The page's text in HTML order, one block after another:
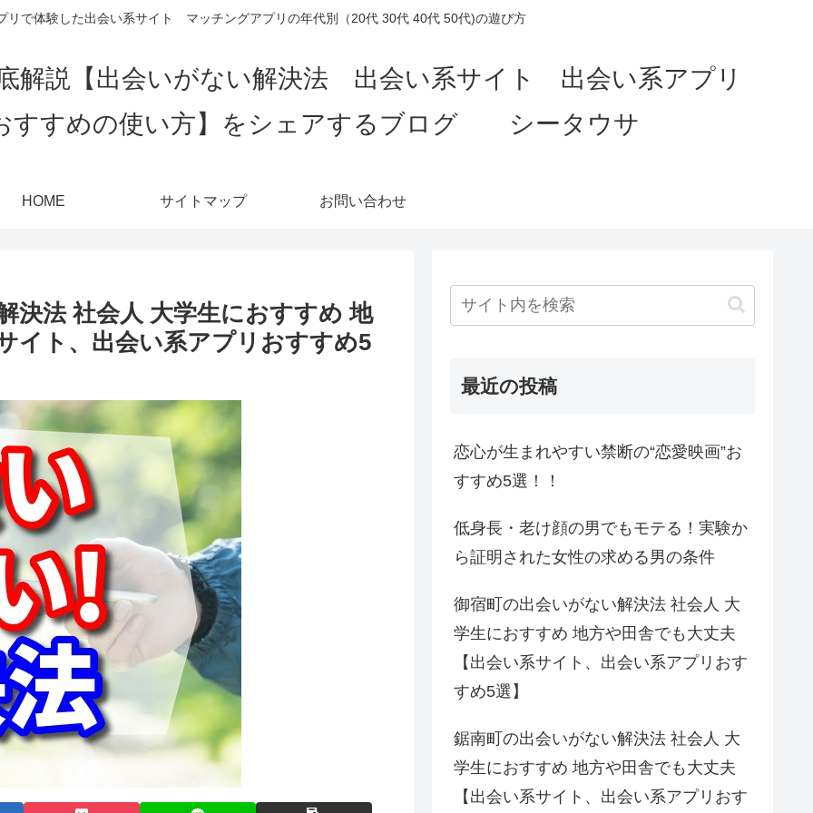
リで体験した出会い系サイト マッチングアプリの年代別（20代 30代 40代 50代)の遊び方
解説【出会いがない解決法 出会い系サイト 出会い系アプリ
すすめの使い方】をシェアするブログ シータウサ
HOME サイトマップ お問い合わせ
決法 社会人 大学生におすすめ 地
イト、出会い系アプリおすすめ5
最近の投稿
恋心が生まれやすい禁断の“恋愛映画”お
すすめ5選！！
低身長・老け顔の男でもモテる！実験か
ら証明された女性の求める男の条件
御宿町の出会いがない解決法 社会人 大
学生におすすめ 地方や田舎でも大丈夫
【出会い系サイト、出会い系アプリおす
すめ5選】
鋸南町の出会いがない解決法 社会人 大
学生におすすめ 地方や田舎でも大丈夫
【出会い系サイト、出会い系アプリおす